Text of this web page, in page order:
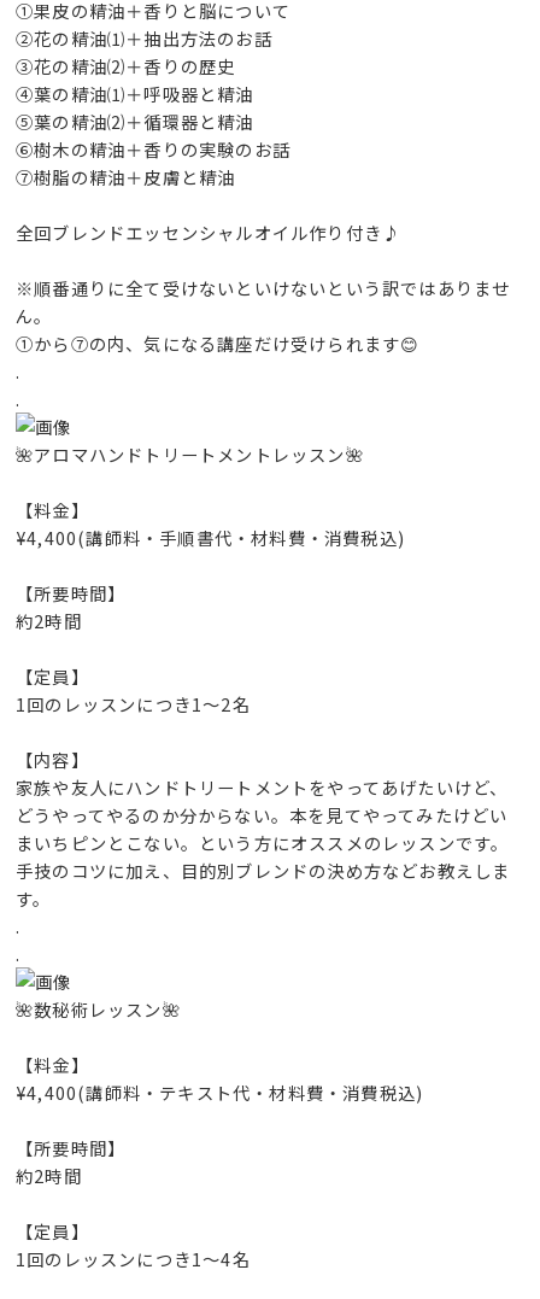
①果皮の精油＋香りと脳について
②花の精油⑴＋抽出方法のお話
③花の精油⑵＋香りの歴史
④葉の精油⑴＋呼吸器と精油
⑤葉の精油⑵＋循環器と精油
⑥樹木の精油＋香りの実験のお話
⑦樹脂の精油＋皮膚と精油
全回ブレンドエッセンシャルオイル作り付き♪
※順番通りに全て受けないといけないという訳ではありませ
ん。
①から⑦の内、気になる講座だけ受けられます😊
.
.
🌺アロマハンドトリートメントレッスン🌺
【料金】
¥4,400(講師料・手順書代・材料費・消費税込)
【所要時間】
約2時間
【定員】
1回のレッスンにつき1～2名
【内容】
家族や友人にハンドトリートメントをやってあげたいけど、
どうやってやるのか分からない。本を見てやってみたけどい
まいちピンとこない。という方にオススメのレッスンです。
手技のコツに加え、目的別ブレンドの決め方などお教えしま
す。
.
.
🌺数秘術レッスン🌺
【料金】
¥4,400(講師料・テキスト代・材料費・消費税込)
【所要時間】
約2時間
【定員】
1回のレッスンにつき1～4名